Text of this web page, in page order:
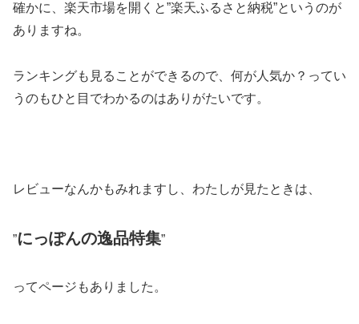
確かに、楽天市場を開くと”楽天ふるさと納税”というのが
ありますね。
ランキングも見ることができるので、何が人気か？ってい
うのもひと目でわかるのはありがたいです。
レビューなんかもみれますし、わたしが見たときは、
”にっぽんの逸品特集”
ってページもありました。